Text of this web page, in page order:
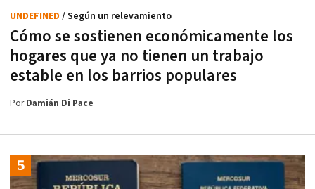
Cómo se sostienen económicamente los
hogares que ya no tienen un trabajo
estable en los barrios populares
UNDEFINED / Según un relevamiento
PorDamián Di Pace